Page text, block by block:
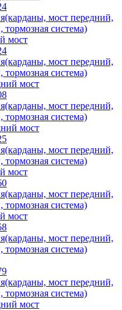
мост передний,
тормозная система)
мост
мост передний,
тормозная система)
мост
мост передний,
тормозная система)
мост
мост передний,
тормозная система)
мост
мост передний,
тормозная система)
мост
мост передний,
тормозная система)
мост передний,
тормозная система)
мост